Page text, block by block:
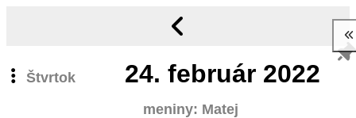
Štvrtok 24. február 2022
meniny: Matej